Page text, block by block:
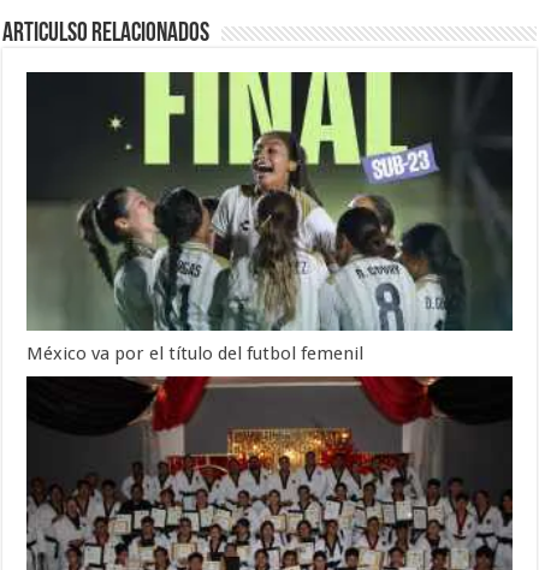
Articulso Relacionados
México va por el título del futbol femenil